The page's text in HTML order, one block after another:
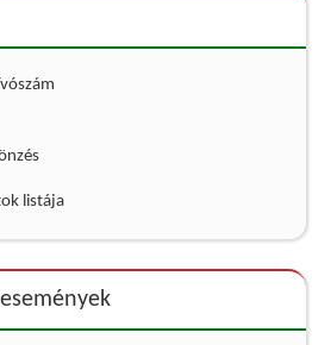
listája